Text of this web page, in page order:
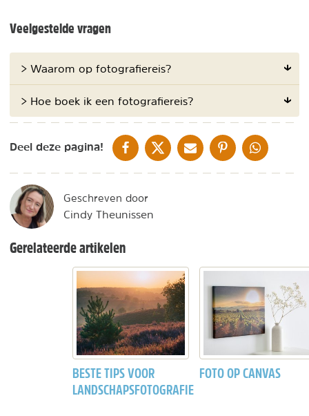
Veelgestelde vragen
> Waarom op fotografiereis?
> Hoe boek ik een fotografiereis?
Deel deze pagina! DELEN OP FACEBOOK
DELEN OP XDELEN VIA DE MAIL
DELEN OP PINTEREST
DELEN OP
Geschreven door
Cindy Theunissen
Gerelateerde artikelen
BESTE TIPS VOOR
LANDSCHAPSFOTOGRAFIE
FOTO OP CANVAS